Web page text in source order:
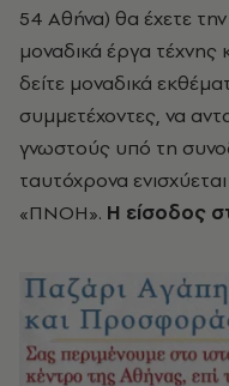
54 Αθήνα) θα έχετε
μοναδικά έργα τέχνης
δείτε μοναδικά
συμμετέχοντες, να
γνωστούς υπό τη
ταυτόχρονα
«ΠΝΟΗ». Η είσοδος